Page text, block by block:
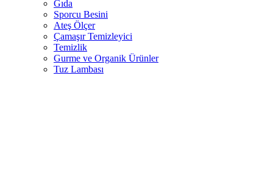
Gıda
Sporcu Besini
Ateş Ölçer
Çamaşır Temizleyici
Temizlik
Gurme ve Organik Ürünler
Tuz Lambası